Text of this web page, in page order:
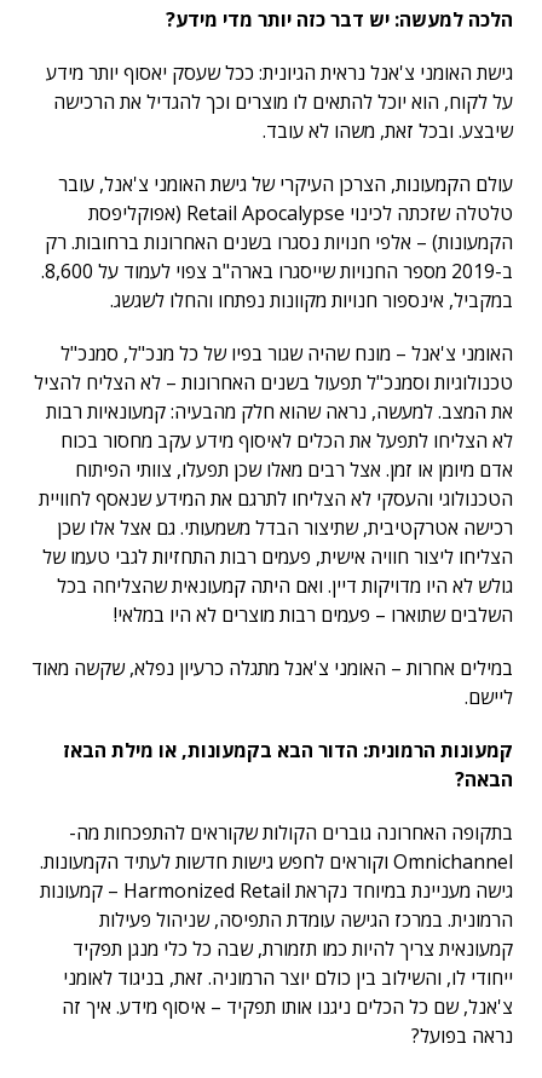
הלכה למעשה: יש דבר כזה יותר מדי מידע?
גישת האומני צ'אנל נראית הגיונית: ככל שעסק יאסוף יותר מידע
על לקוח, הוא יוכל להתאים לו מוצרים וכך להגדיל את הרכישה
שיבצע. ובכל זאת, משהו לא עובד.
עולם הקמעונות, הצרכן העיקרי של גישת האומני צ'אנל, עובר
טלטלה שזכתה לכינוי Retail Apocalypse (אפוקליפסת
הקמעונות) – אלפי חנויות נסגרו בשנים האחרונות ברחובות. רק
ב-2019 מספר החנויות שייסגרו בארה"ב צפוי לעמוד על 8,600.
במקביל, אינספור חנויות מקוונות נפתחו והחלו לשגשג.
האומני צ'אנל – מונח שהיה שגור בפיו של כל מנכ"ל, סמנכ"ל
טכנולוגיות וסמנכ"ל תפעול בשנים האחרונות – לא הצליח להציל
את המצב. למעשה, נראה שהוא חלק מהבעיה: קמעונאיות רבות
לא הצליחו לתפעל את הכלים לאיסוף מידע עקב מחסור בכוח
אדם מיומן או זמן. אצל רבים מאלו שכן תפעלו, צוותי הפיתוח
הטכנולוגי והעסקי לא הצליחו לתרגם את המידע שנאסף לחוויית
רכישה אטרקטיבית, שתיצור הבדל משמעותי. גם אצל אלו שכן
הצליחו ליצור חוויה אישית, פעמים רבות התחזיות לגבי טעמו של
גולש לא היו מדויקות דיין. ואם היתה קמעונאית שהצליחה בכל
השלבים שתוארו – פעמים רבות מוצרים לא היו במלאי!
במילים אחרות – האומני צ'אנל מתגלה כרעיון נפלא, שקשה מאוד
ליישם.
קמעונות הרמונית: הדור הבא בקמעונות, או מילת הבאז
הבאה?
בתקופה האחרונה גוברים הקולות שקוראים להתפכחות מה-
Omnichannel וקוראים לחפש גישות חדשות לעתיד הקמעונות.
גישה מעניינת במיוחד נקראת Harmonized Retail – קמעונות
הרמונית. במרכז הגישה עומדת התפיסה, שניהול פעילות
קמעונאית צריך להיות כמו תזמורת, שבה כל כלי מנגן תפקיד
ייחודי לו, והשילוב בין כולם יוצר הרמוניה. זאת, בניגוד לאומני
צ'אנל, שם כל הכלים ניגנו אותו תפקיד – איסוף מידע. איך זה
נראה בפועל?